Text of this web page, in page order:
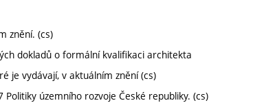
znění. (cs)
dokladů o formální kvalifikaci architekta
je vydávají, v aktuálním znění (cs)
územního rozvoje České republiky. (cs)